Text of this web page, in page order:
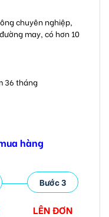
chuyên nghiệp,
may, có hơn 10
36 tháng
hàng
Bước 3
LÊN ĐƠN